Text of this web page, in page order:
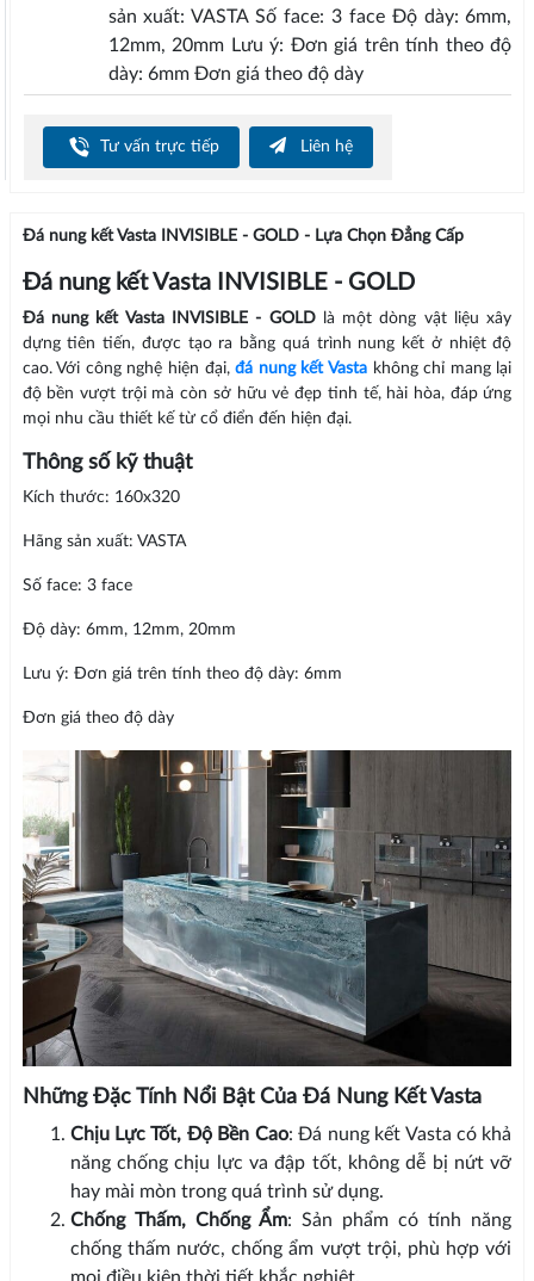
sản xuất: VASTA Số face: 3 face Độ dày: 6mm,
12mm, 20mm Lưu ý: Đơn giá trên tính theo độ
dày: 6mm Đơn giá theo độ dày
Tư vấn trực tiếp Liên hệ
Đá nung kết Vasta INVISIBLE - GOLD - Lựa Chọn Đẳng Cấp
Đá nung kết Vasta INVISIBLE - GOLD
Đá nung kết Vasta INVISIBLE - GOLD
là một dòng vật liệu xây
dựng tiên tiến, được tạo ra bằng quá trình nung kết ở nhiệt độ
cao. Với công nghệ hiện đại,đá nung kết Vasta không chỉ mang lại
độ bền vượt trội mà còn sở hữu vẻ đẹp tinh tế, hài hòa, đáp ứng
mọi nhu cầu thiết kế từ cổ điển đến hiện đại.
Thông số kỹ thuật
Kích thước: 160x320
Hãng sản xuất: VASTA
Số face: 3 face
Độ dày: 6mm, 12mm, 20mm
Lưu ý: Đơn giá trên tính theo độ dày: 6mm
Đơn giá theo độ dày
Những Đặc Tính Nổi Bật Của Đá Nung Kết Vasta
Chịu Lực Tốt, Độ Bền Cao: Đá nung kết Vasta có khả
năng chống chịu lực va đập tốt, không dễ bị nứt vỡ
hay mài mòn trong quá trình sử dụng.
Chống Thấm, Chống Ẩm: Sản phẩm có tính năng
chống thấm nước, chống ẩm vượt trội, phù hợp với